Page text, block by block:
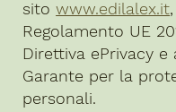
sitowww.edilalex.it
Regolamento UE
Direttiva ePrivacy e
Garante per la
personali.